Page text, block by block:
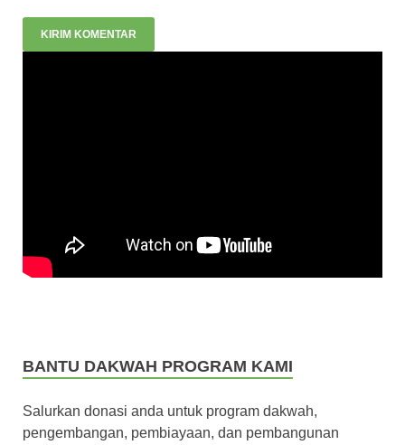
BANTU DAKWAH PROGRAM KAMI
Salurkan donasi anda untuk program dakwah,
pengembangan, pembiayaan, dan pembangunan